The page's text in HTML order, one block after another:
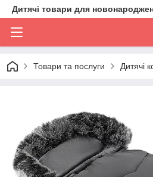
Дитячі товари для
Товари та послуги Дитячі